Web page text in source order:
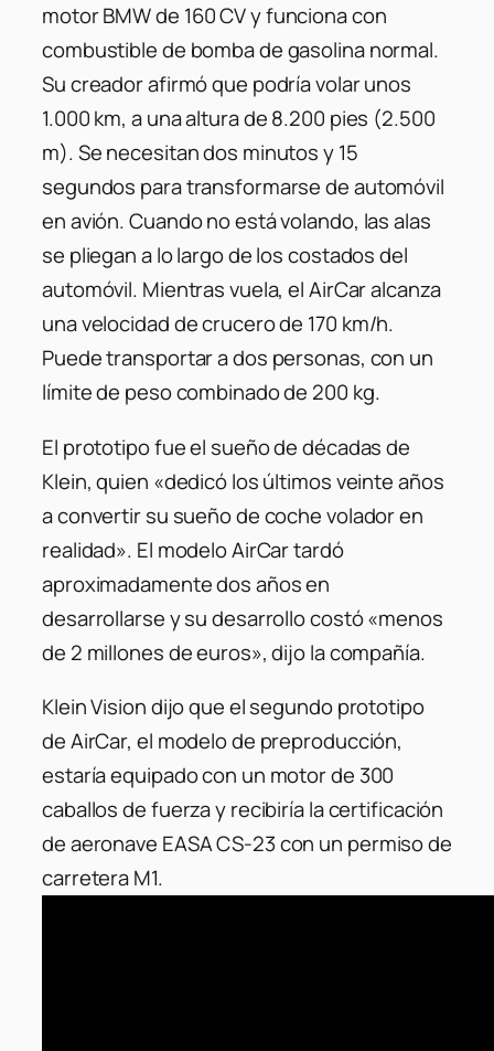
motor BMW de 160 CV y funciona con
combustible de bomba de gasolina normal.
Su creador afirmó que podría volar unos
1.000 km, a una altura de 8.200 pies (2.500
m). Se necesitan dos minutos y 15
segundos para transformarse de automóvil
en avión. Cuando no está volando, las alas
se pliegan a lo largo de los costados del
automóvil. Mientras vuela, el AirCar alcanza
una velocidad de crucero de 170 km/h.
Puede transportar a dos personas, con un
límite de peso combinado de 200 kg.
El prototipo fue el sueño de décadas de
Klein, quien «dedicó los últimos veinte años
a convertir su sueño de coche volador en
realidad». El modelo AirCar tardó
aproximadamente dos años en
desarrollarse y su desarrollo costó «menos
de 2 millones de euros», dijo la compañía.
Klein Vision dijo que el segundo prototipo
de AirCar, el modelo de preproducción,
estaría equipado con un motor de 300
caballos de fuerza y ​​recibiría la certificación
de aeronave EASA CS-23 con un permiso de
carretera M1.